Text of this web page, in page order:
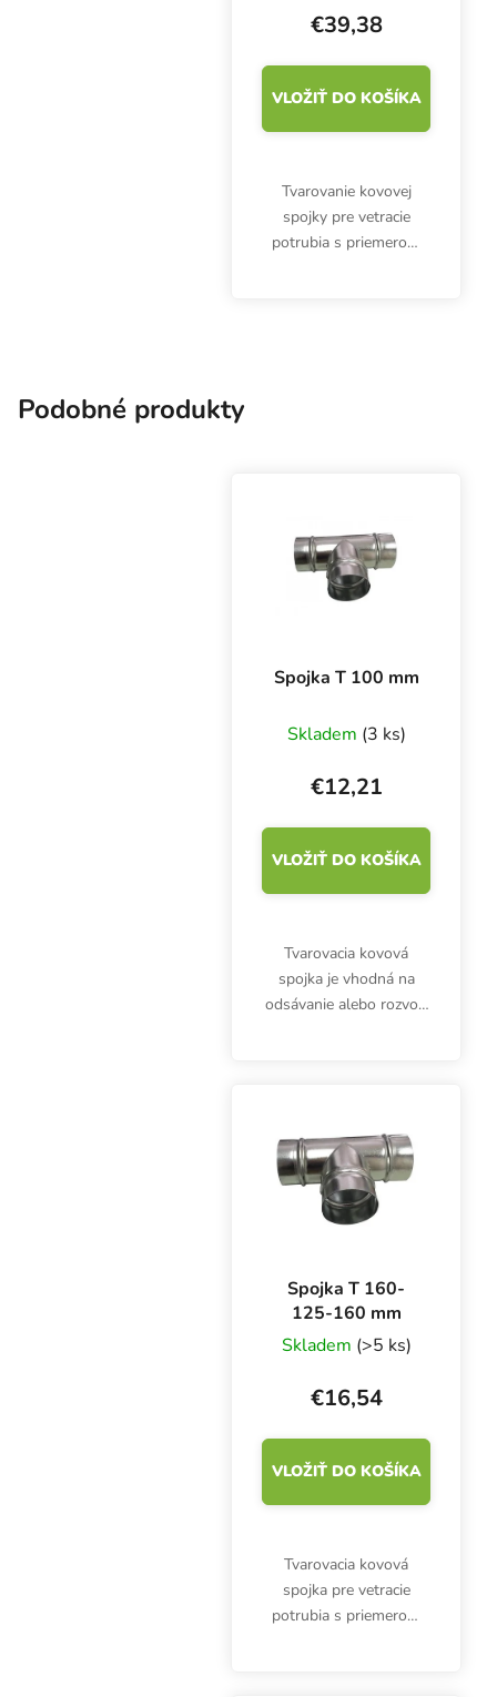
€39,38
VLOŽIŤ DO KOŠÍKA
Tvarovanie kovovej
spojky pre vetracie
potrubia s priemerom
Podobné produkty
Spojka T 100 mm
Skladem (3 ks)
€12,21
VLOŽIŤ DO KOŠÍKA
Tvarovacia kovová
spojka je vhodná na
odsávanie alebo rozvod
Rovnaký priemer 3x 100
mm.
Spojka T 160-
125-160 mm
Skladem (>5 ks)
€16,54
VLOŽIŤ DO KOŠÍKA
Tvarovacia kovová
spojka pre vetracie
potrubia s priemerom